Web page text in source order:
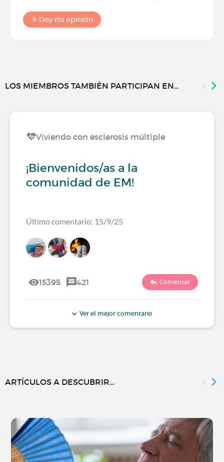
Doy mi opinión
LOS MIEMBROS TAMBIÉN PARTICIPAN EN...
Viviendo con esclerosis múltiple
¡Bienvenidos/as a la
comunidad de EM!
Último comentario: 15/9/25
15395 421 Comentar
Ver el mejor comentario
ARTÍCULOS A DESCUBRIR...